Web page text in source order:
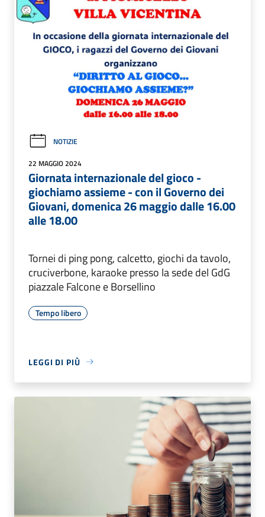
NOTIZIE
22 MAGGIO 2024
Giornata internazionale del gioco -
giochiamo assieme - con il Governo dei
Giovani, domenica 26 maggio dalle 16.00
alle 18.00
Tornei di ping pong, calcetto, giochi da tavolo,
cruciverbone, karaoke presso la sede del GdG
piazzale Falcone e Borsellino
Tempo libero
LEGGI DI PIÙ